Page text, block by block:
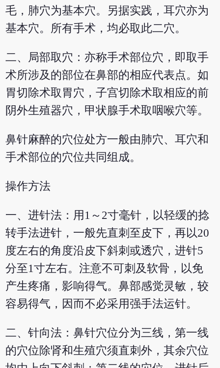
毛，肺穴为基本穴。另据实践，耳穴亦为
基本穴。所有手术，均必取此二穴。
二、局部取穴：亦称手术部位穴，即取手
术所涉及的部位在鼻部的相应代表点。如
胃切除术取胃穴，子宫切除术取相应的前
阴外生殖器穴，甲状腺手术取咽喉穴等。
鼻针麻醉的穴位处方一般由肺穴、耳穴和
手术部位的穴位共同组成。
操作方法
一、进针法：用1～2寸毫针，以轻缓的捻
转手法进针，一般先直刺至皮下，再以20
度左右的角度沿皮下斜刺或透穴，进针5
分至1寸左右。注意不可刺及软骨，以免
产生疼痛，影响得气。鼻部感觉灵敏，较
容易得气，因而不必采用强手法运针。
二、针向法：鼻针穴位分为三线，第一线
的穴位除肾和生殖穴须直刺外，其余穴位